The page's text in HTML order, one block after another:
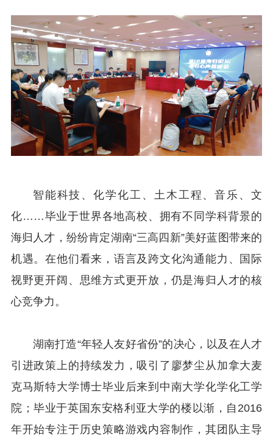
智能科技、化学化工、土木工程、音乐、文
化……毕业于世界各地高校、拥有不同学科背景的
海归人才，纷纷肯定湖南“三高四新”美好蓝图带来的
机遇。在他们看来，语言及跨文化沟通能力、国际
视野更开阔、思维方式更开放，仍是海归人才的核
心竞争力。
湖南打造“年轻人友好省份”的决心，以及在人才
引进政策上的持续发力，吸引了廖梦尘从加拿大麦
克马斯特大学博士毕业后来到中南大学化学化工学
院；毕业于英国东安格利亚大学的楼以渐，自2016
年开始专注于历史策略游戏内容制作，其团队主导